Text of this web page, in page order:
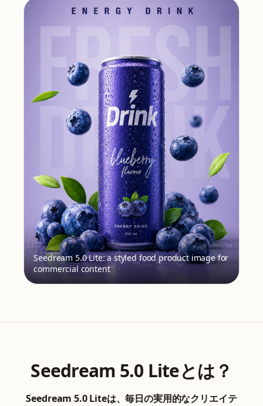
Seedream 5.0 Lite: a styled food product image for
commercial content
Seedream 5.0 Liteとは？
Seedream 5.0 Liteは、毎日の実用的なクリエイテ